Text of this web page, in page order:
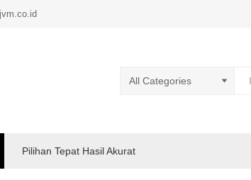
Pilihan Tepat Hasil Akurat